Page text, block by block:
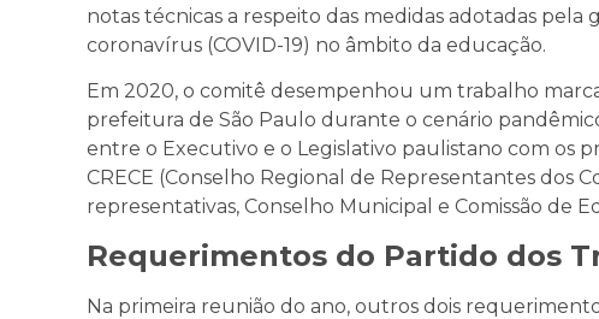
notas técnicas a respeito das medidas adotadas
coronavírus (COVID-19) no âmbito da educação.
Em 2020, o comitê desempenhou um trabalho
prefeitura de São Paulo durante o cenário
entre o Executivo e o Legislativo paulistano com os
CRECE (Conselho Regional de Representantes dos
representativas, Conselho Municipal e Comissão de
Requerimentos do Partido dos
Na primeira reunião do ano, outros dois